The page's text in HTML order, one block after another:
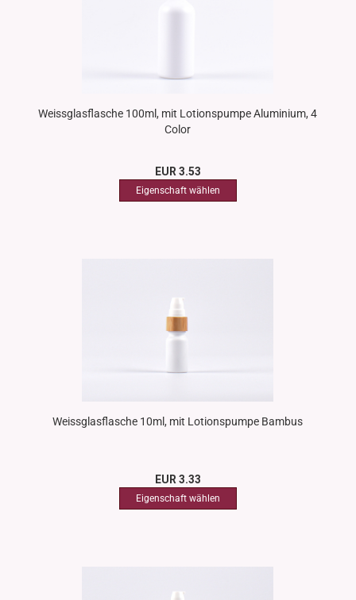
Weissglasflasche 100ml, mit Lotionspumpe Aluminium, 4
Color
EUR 3.53
Weissglasflasche 10ml, mit Lotionspumpe Bambus
EUR 3.33